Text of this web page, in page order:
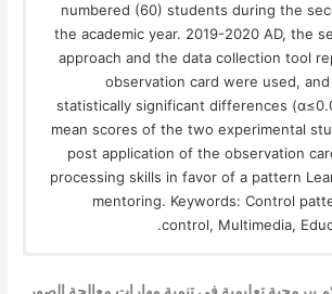
numbered (60) students during the
the academic year. 2019-2020 AD, the
approach and the data collection tool
observation card were used,
statistically significant differences
mean scores of the two experimental
post application of the observation
processing skills in favor of a pattern
mentoring. Keywords: Control
control, Multimedia,